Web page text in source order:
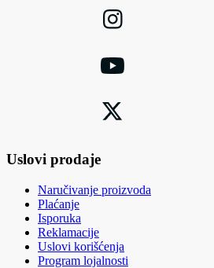
Uslovi prodaje
Naručivanje proizvoda
Plaćanje
Isporuka
Reklamacije
Uslovi korišćenja
Program lojalnosti